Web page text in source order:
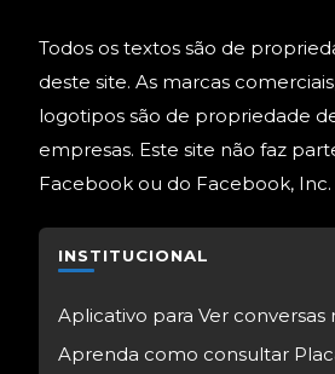
Todos os textos são de
deste site. As marcas
logotipos são de propriedade
empresas. Este site não faz
Facebook ou do Facebook, Inc.
INSTITUCIONAL
Aplicativo para Ver conversas
Aprenda como consultar